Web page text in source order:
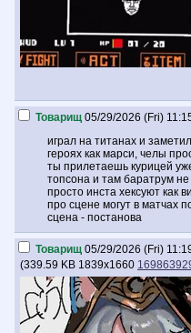
Товарищ 05/29/2026 (Fri)
играл на титанах и
героях как марси, челы
ты прилетаешь курицей
топсона и там баратрум не
просто инста хексуют как
про сцене могут в матчах
сцена - постанова
Товарищ 05/29/2026 (Fri)
(339.59 KB 1839x1660